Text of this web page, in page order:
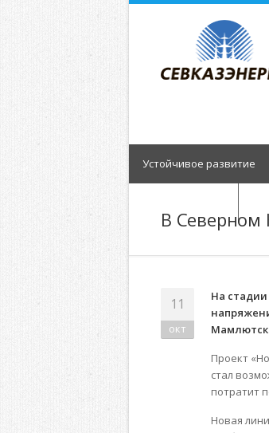
Устойчивое развитие
В Северном
11
окт
На
Проект
стал
потратит
Новая